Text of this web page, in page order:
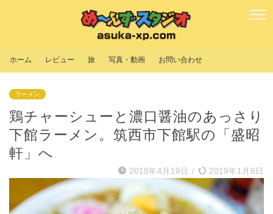
ホーム レビュー 旅 写真・動画 お問い合わせ
ラーメン
鶏チャーシューと濃口醤油のあっさり
下館ラーメン。筑西市下館駅の「盛昭
軒」へ
2018年4月19日 / 2019年1月8日